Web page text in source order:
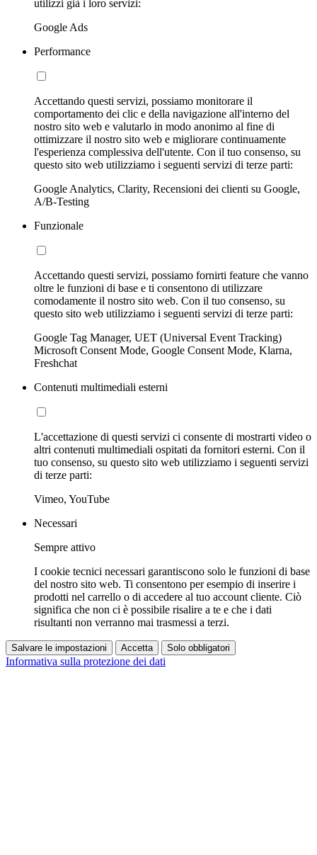
utilizzi già i loro servizi:
Google Ads
Performance
Accettando questi servizi, possiamo monitorare il
comportamento dei clic e della navigazione all'interno del
nostro sito web e valutarlo in modo anonimo al fine di
ottimizzare il nostro sito web e migliorare continuamente
l'esperienza complessiva dell'utente. Con il tuo consenso, su
questo sito web utilizziamo i seguenti servizi di terze parti:
Google Analytics, Clarity, Recensioni dei clienti su Google,
A/B-Testing
Funzionale
Accettando questi servizi, possiamo fornirti feature che vanno
oltre le funzioni di base e ti consentono di utilizzare
comodamente il nostro sito web. Con il tuo consenso, su
questo sito web utilizziamo i seguenti servizi di terze parti:
Google Tag Manager, UET (Universal Event Tracking)
Microsoft Consent Mode, Google Consent Mode, Klarna,
Freshchat
Contenuti multimediali esterni
L'accettazione di questi servizi ci consente di mostrarti video o
altri contenuti multimediali ospitati da fornitori esterni. Con il
tuo consenso, su questo sito web utilizziamo i seguenti servizi
di terze parti:
Vimeo, YouTube
Necessari
Sempre attivo
I cookie tecnici necessari garantiscono solo le funzioni di base
del nostro sito web. Ti consentono per esempio di inserire i
prodotti nel carrello o di accedere al tuo account cliente. Ciò
significa che non ci è possibile risalire a te e che i dati
risultanti non verranno mai trasmessi a terzi.
Salvare le impostazioni Accetta Solo obbligatori
Informativa sulla protezione dei dati